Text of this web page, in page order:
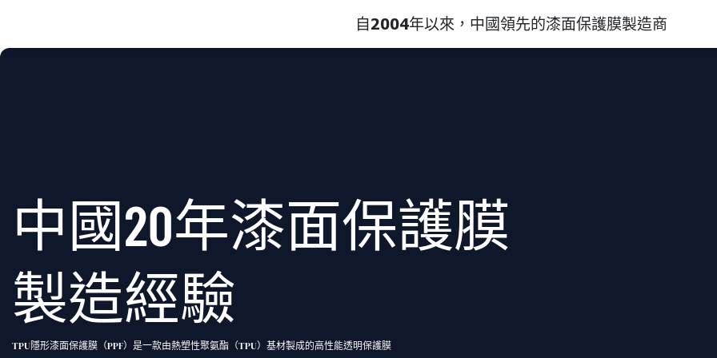
自2004年以來，中國領先的漆面保護膜製造商
中國20年漆面保護膜
製造經驗
TPU隱形漆面保護膜（PPF）是一款由熱塑性聚氨酯（TPU）基材製成的高性能透明保護膜